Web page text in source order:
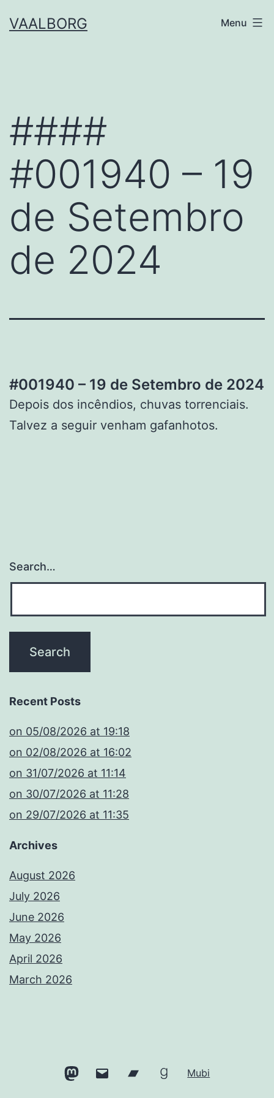
toVAALBORG Menu
####
#001940 – 19
de Setembro
de 2024
#001940 – 19 de Setembro de 2024
Depois dos incêndios, chuvas torrenciais.
Talvez a seguir venham gafanhotos.
Search…
Recent Posts
​on 05/08/2026 at 19:18
​on 02/08/2026 at 16:02
​on 31/07/2026 at 11:14
​on 30/07/2026 at 11:28
​on 29/07/2026 at 11:35
Archives
August 2026
July 2026
June 2026
May 2026
April 2026
March 2026
MastodonEmail BandcampGoodreads
Mubi